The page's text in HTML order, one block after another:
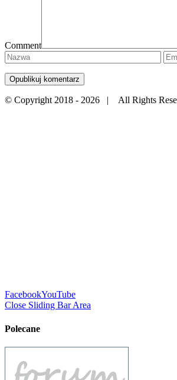
Comment
© Copyright 2018 - 2026 | All Rights
FacebookYouTube
Close Sliding Bar Area
Polecane